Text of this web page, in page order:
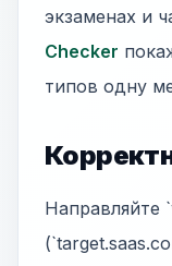
экзаменах и
Checker
типов одну
Направляйте